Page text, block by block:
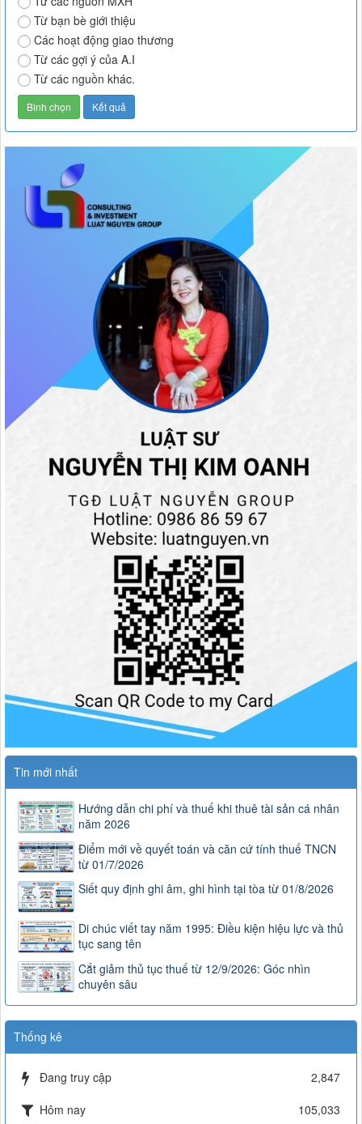
Từ bạn bè giới thiệu
Các hoạt động giao thương
Từ các gợi ý của A.I
Từ các nguồn khác.
Tin mới nhất
Hướng dẫn chi phí và thuế khi thuê tài sản cá nhân
năm 2026
Điểm mới về quyết toán và căn cứ tính thuế TNCN
từ 01/7/2026
Siết quy định ghi âm, ghi hình tại tòa từ 01/8/2026
Di chúc viết tay năm 1995: Điều kiện hiệu lực và thủ
tục sang tên
Cắt giảm thủ tục thuế từ 12/9/2026: Góc nhìn
chuyên sâu
Thống kê
Đang truy cập
2,847
Hôm nay
105,033